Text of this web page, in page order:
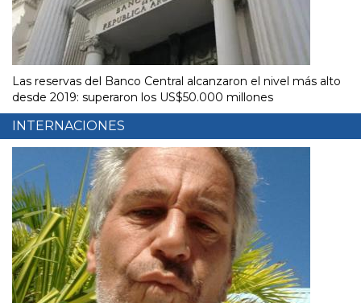
Las reservas del Banco Central alcanzaron el nivel más alto
desde 2019: superaron los US$50.000 millones
INTERNACIONES